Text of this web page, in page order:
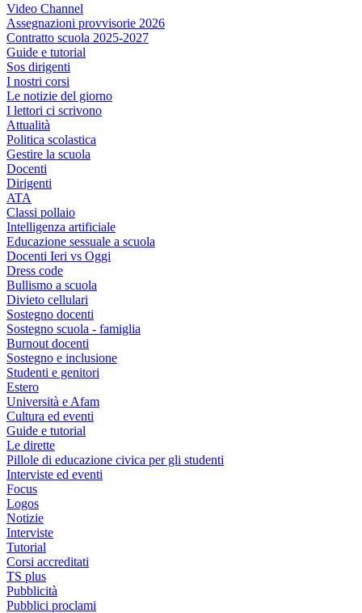
Video Channel
Assegnazioni provvisorie 2026
Contratto scuola 2025-2027
Guide e tutorial
Sos dirigenti
I nostri corsi
Le notizie del giorno
I lettori ci scrivono
Attualità
Politica scolastica
Gestire la scuola
Docenti
Dirigenti
ATA
Classi pollaio
Intelligenza artificiale
Educazione sessuale a scuola
Docenti Ieri vs Oggi
Dress code
Bullismo a scuola
Divieto cellulari
Sostegno docenti
Sostegno scuola - famiglia
Burnout docenti
Sostegno e inclusione
Studenti e genitori
Estero
Università e Afam
Cultura ed eventi
Guide e tutorial
Le dirette
Pillole di educazione civica per gli studenti
Interviste ed eventi
Focus
Logos
Notizie
Interviste
Tutorial
Corsi accreditati
TS plus
Pubblicità
Pubblici proclami